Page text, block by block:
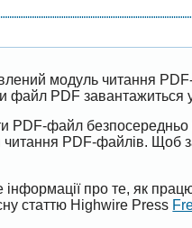
модуль читання
файл PDF завантажиться
PDF-файл
читання PDF-файлів. Щоб
про те, як
статтю Highwire Press